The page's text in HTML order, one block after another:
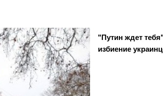
"Путин ждет
избиение